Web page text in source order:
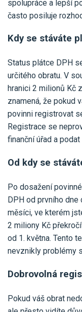
spolupráce a lepší
často posiluje
Kdy se stáváte
Status plátce DPH
určitého obratu. V
hranici 2 milionů Kč
znamená, že pokud
povinni registrovat
Registrace se
finanční úřad a
Od kdy se
Po dosažení
DPH od prvního
měsíci, ve kterém
2 miliony Kč
od 1. května. Tento
nevznikly problémy
Dobrovolná
Pokud váš obrat